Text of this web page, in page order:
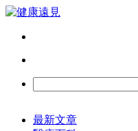
最新文章